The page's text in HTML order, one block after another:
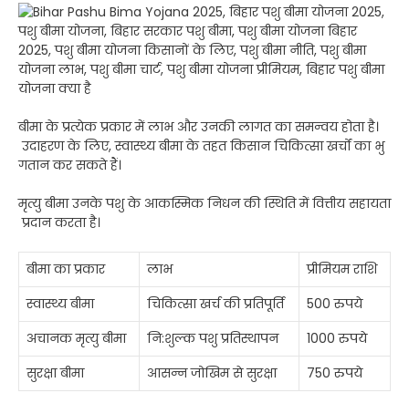
बीमा के प्रत्येक प्रकार में लाभ और उनकी लागत का समन्वय होता है।
उदाहरण के लिए, स्वास्थ्य बीमा के तहत किसान चिकित्सा खर्चों का भु
गतान कर सकते हैं।
मृत्यु बीमा उनके पशु के आकस्मिक निधन की स्थिति में वित्तीय सहायता
प्रदान करता है।
बीमा का प्रकार लाभ
प्रीमियम राशि
स्वास्थ्य बीमा
चिकित्सा खर्च की प्रतिपूर्ति
500 रुपये
अचानक मृत्यु बीमा
नि:शुल्क पशु प्रतिस्थापन
1000 रुपये
सुरक्षा बीमा
आसन्न जोखिम से सुरक्षा 750 रुपये